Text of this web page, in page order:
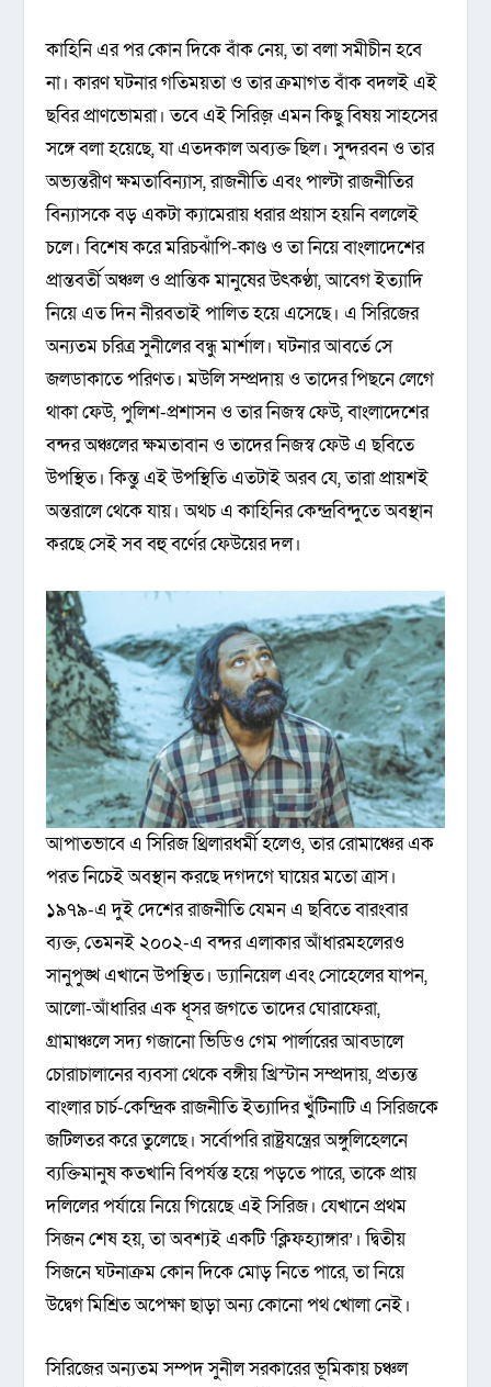
কাহিনি এর পর কোন দিকে বাঁক নেয়, তা বলা সমীচীন হবে
না। কারণ ঘটনার গতিময়তা ও তার ক্রমাগত বাঁক বদলই এই
ছবির প্রাণভোমরা। তবে এই সিরিজ় এমন কিছু বিষয় সাহসের
সঙ্গে বলা হয়েছে, যা এতদকাল অব্যক্ত ছিল। সুন্দরবন ও তার
অভ্যন্তরীণ ক্ষমতাবিন্যাস, রাজনীতি এবং পাল্টা রাজনীতির
বিন্যাসকে বড় একটা ক্যামেরায় ধরার প্রয়াস হয়নি বললেই
চলে। বিশেষ করে মরিচঝাঁপি-কাণ্ড ও তা নিয়ে বাংলাদেশের
প্রান্তবর্তী অঞ্চল ও প্রান্তিক মানুষের উৎকণ্ঠা, আবেগ ইত্যাদি
নিয়ে এত দিন নীরবতাই পালিত হয়ে এসেছে। এ সিরিজের
অন্যতম চরিত্র সুনীলের বন্ধু মার্শাল। ঘটনার আবর্তে সে
জলডাকাতে পরিণত। মউলি সম্প্রদায় ও তাদের পিছনে লেগে
থাকা ফেউ, পুলিশ-প্রশাসন ও তার নিজস্ব ফেউ, বাংলাদেশের
বন্দর অঞ্চলের ক্ষমতাবান ও তাদের নিজস্ব ফেউ এ ছবিতে
উপস্থিত। কিন্তু এই উপস্থিতি এতটাই অরব যে, তারা প্রায়শই
অন্তরালে থেকে যায়। অথচ এ কাহিনির কেন্দ্রবিন্দুতে অবস্থান
করছে সেই সব বহু বর্ণের ফেউয়ের দল।
আপাতভাবে এ সিরিজ থ্রিলারধর্মী হলেও, তার রোমাঞ্চের এক
পরত নিচেই অবস্থান করছে দগদগে ঘায়ের মতো ত্রাস।
১৯৭৯-এ দুই দেশের রাজনীতি যেমন এ ছবিতে বারংবার
ব্যক্ত, তেমনই ২০০২-এ বন্দর এলাকার আঁধারমহলেরও
সানুপুঙ্খ এখানে উপস্থিত। ড্যানিয়েল এবং সোহেলের যাপন,
আলো-আঁধারির এক ধূসর জগতে তাদের ঘোরাফেরা,
গ্রামাঞ্চলে সদ্য গজানো ভিডিও গেম পার্লারের আবডালে
চোরাচালানের ব্যবসা থেকে বঙ্গীয় খ্রিস্টান সম্প্রদায়, প্রত্যন্ত
বাংলার চার্চ-কেন্দ্রিক রাজনীতি ইত্যাদির খুঁটিনাটি এ সিরিজকে
জটিলতর করে তুলেছে। সর্বোপরি রাষ্ট্রযন্ত্রের অঙ্গুলিহেলনে
ব্যক্তিমানুষ কতখানি বিপর্যস্ত হয়ে পড়তে পারে, তাকে প্রায়
দলিলের পর্যায়ে নিয়ে গিয়েছে এই সিরিজ। যেখানে প্রথম
সিজন শেষ হয়, তা অবশ্যই একটি ‘ক্লিফহ্যাঙ্গার’। দ্বিতীয়
সিজনে ঘটনাক্রম কোন দিকে মোড় নিতে পারে, তা নিয়ে
উদ্বেগ মিশ্রিত অপেক্ষা ছাড়া অন্য কোনো পথ খোলা নেই।
সিরিজের অন্যতম সম্পদ সুনীল সরকারের ভূমিকায় চঞ্চল